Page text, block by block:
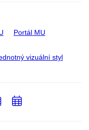
Portál MU
vizuální styl
PřidatPřidat